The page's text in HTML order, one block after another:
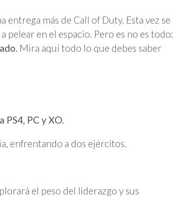
entrega más de Call of Duty. Esta vez se
pelear en el espacio. Pero es no es todo:
Mira aquí todo lo que debes saber
PC y XO.
enfrentando a dos ejércitos.
el peso del liderazgo y sus